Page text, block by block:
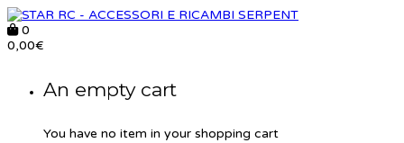
0
0,00€
An empty cart
You have no item in your shopping cart